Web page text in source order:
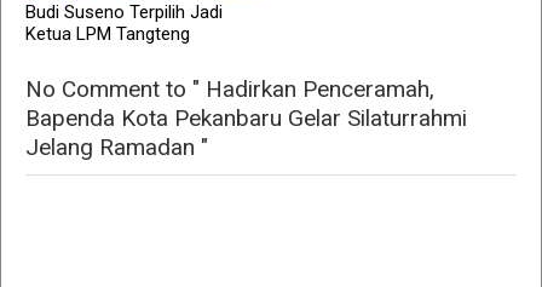
Budi Suseno Terpilih Jadi
Ketua LPM Tangteng
No Comment to " Hadirkan Penceramah,
Bapenda Kota Pekanbaru Gelar Silaturrahmi
Jelang Ramadan "